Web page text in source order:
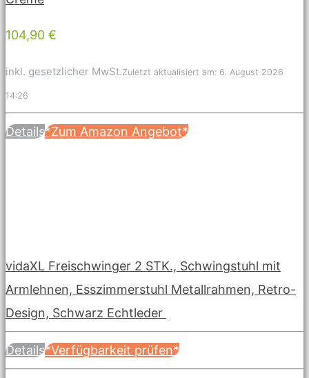
104,90 €
inkl. gesetzlicher MwSt.Zuletzt aktualisiert am: 6. August 2026
14:26
Details*Zum Amazon Angebot*
vidaXL Freischwinger 2 STK., Schwingstuhl mit
Armlehnen, Esszimmerstuhl Metallrahmen, Retro-
Design, Schwarz Echtleder
Details*Verfügbarkeit prüfen*